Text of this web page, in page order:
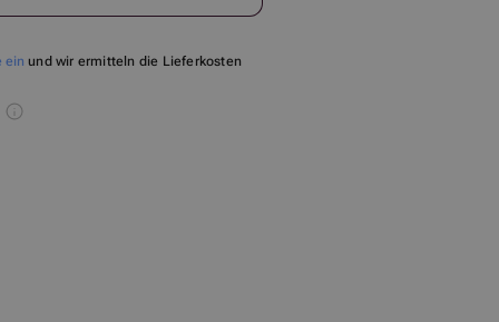
ein und wir ermitteln die Lieferkosten